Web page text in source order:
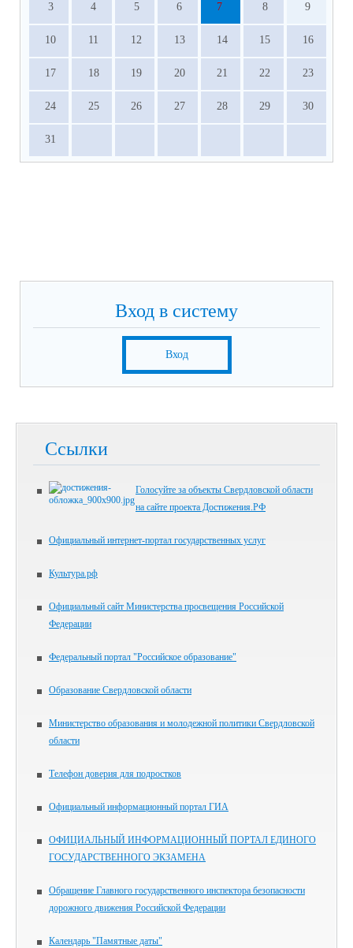
3 4 5 6 7 8 9
10 11 12 13 14 15 16
17 18 19 20 21 22 23
24 25 26 27 28 29 30
31
Вход в систему
Вход
Ссылки
Голосуйте за объекты Свердловской области
на сайте проекта Достижения.РФ
Официальный интернет-портал государственных услуг
Культура.рф
Официальный сайт Министерства просвещения Российской
Федерации
Федеральный портал "Российское образование"
Образование Свердловской области
Министерство образования и молодежной политики Свердловской
области
Телефон доверия для подростков
Официальный информационный портал ГИА
ОФИЦИАЛЬНЫЙ ИНФОРМАЦИОННЫЙ ПОРТАЛ ЕДИНОГО
ГОСУДАРСТВЕННОГО ЭКЗАМЕНА
Обращение Главного государственного инспектора безопасности
дорожного движения Российской Федерации
Календарь "Памятные даты"